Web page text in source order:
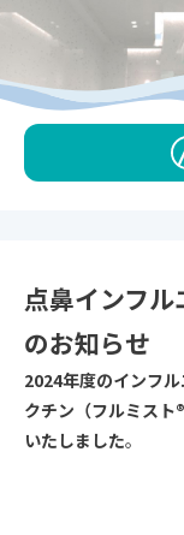
点鼻インフ
のお知らせ
2024年度のインフ
クチン（フルミスト
いたしました。